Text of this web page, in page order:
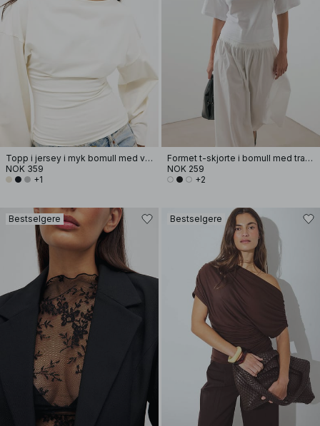
Topp i jersey i myk bomull med vide ermer
NOK 359
+1
Formet t-skjorte i bomull med traktformet hals
NOK 259
+2
Bestselgere Bestselgere